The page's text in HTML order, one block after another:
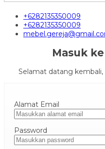
+6282135350009
+6282135350009
Masuk
Selamat datang kembali,
Alamat Email
Password